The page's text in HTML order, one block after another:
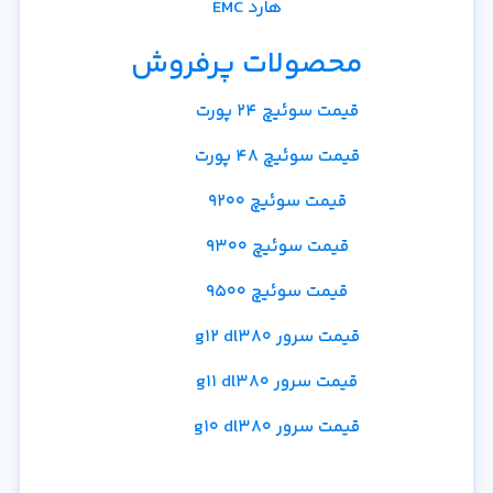
هارد EMC
محصولات پرفروش
قیمت سوئیچ 24 پورت
قیمت سوئیچ 48 پورت
قیمت سوئیچ 9200
قیمت سوئیچ 9300
قیمت سوئیچ 9500
قیمت سرور g12 dl380
قیمت سرور g11 dl380
قیمت سرور g10 dl380